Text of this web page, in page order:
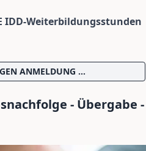
IDD-Weiterbildungsstunden
ANMELDUNG …
- Übergabe -